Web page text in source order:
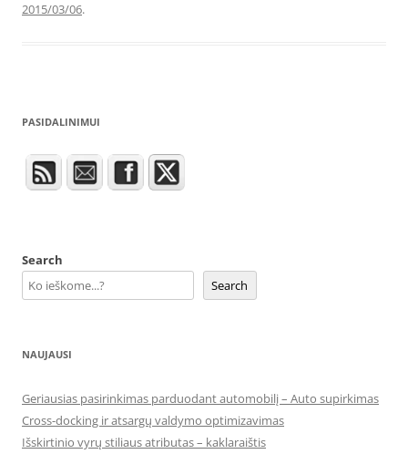
2015/03/06.
PASIDALINIMUI
Search
Search
NAUJAUSI
Geriausias pasirinkimas parduodant automobilį – Auto supirkimas
Cross-docking ir atsargų valdymo optimizavimas
Išskirtinio vyrų stiliaus atributas – kaklaraištis